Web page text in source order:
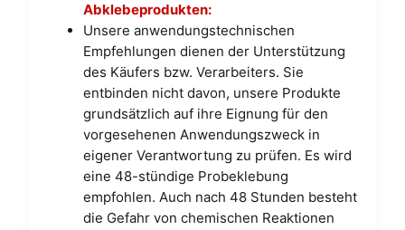
Abklebeprodukten:
Unsere anwendungstechnischen
Empfehlungen dienen der Unterstützung
des Käufers bzw. Verarbeiters. Sie
entbinden nicht davon, unsere Produkte
grundsätzlich auf ihre Eignung für den
vorgesehenen Anwendungszweck in
eigener Verantwortung zu prüfen. Es wird
eine 48-stündige Probeklebung
empfohlen. Auch nach 48 Stunden besteht
die Gefahr von chemischen Reaktionen